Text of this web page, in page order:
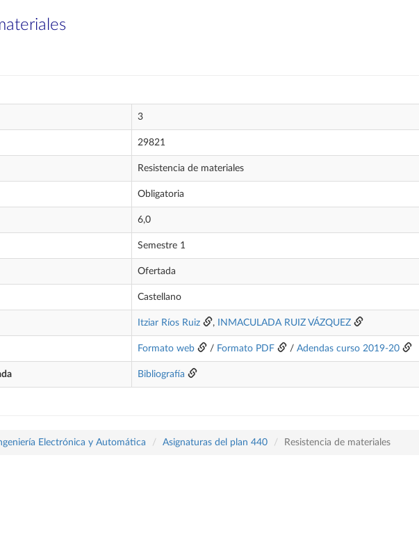
3
29821
Resistencia de materiales
Obligatoria
6,0
Semestre 1
Ofertada
Castellano
Itziar Ríos Ruiz , INMACULADA RUIZ VÁZQUEZ
Formato web / Formato PDF / Adendas curso 2019-20
Bibliografía
Electrónica y Automática Asignaturas del plan 440 Resistencia de materiales